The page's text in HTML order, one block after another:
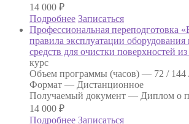
14 000 ₽
Подробнее Записаться
Профессиональная переподготовка
правила эксплуатации оборудования
средств для очистки поверхностей из
курс
Объем программы (часов) — 72 / 144
Формат — Дистанционное
Получаемый документ — Диплом о
14 000 ₽
Подробнее Записаться